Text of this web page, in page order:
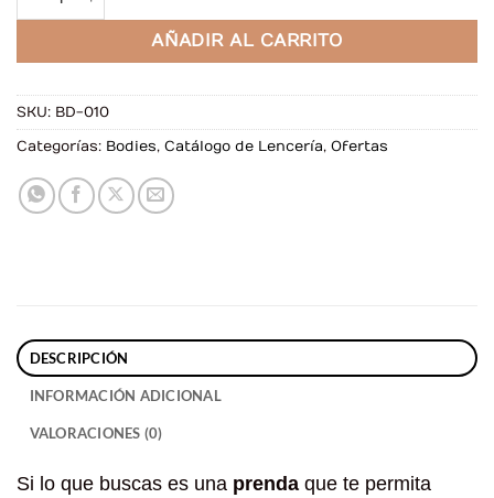
AÑADIR AL CARRITO
SKU: BD-010
Categorías: Bodies, Catálogo de Lencería, Ofertas
DESCRIPCIÓN
INFORMACIÓN ADICIONAL
VALORACIONES (0)
Si lo que buscas es una prenda que te permita